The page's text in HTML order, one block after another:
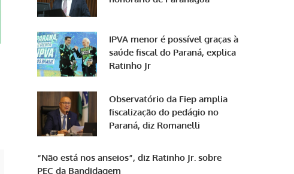
IPVA menor é possível graças à
saúde fiscal do Paraná, explica
Ratinho Jr
Observatório da Fiep amplia
fiscalização do pedágio no
Paraná, diz Romanelli
“Não está nos anseios”, diz Ratinho Jr. sobre
PEC da Bandidagem